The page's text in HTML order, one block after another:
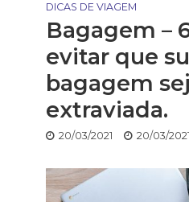
DICAS DE VIAGEM
Bagagem –
evitar que
bagagem
extraviada.
20/03/2021 20/03/2021